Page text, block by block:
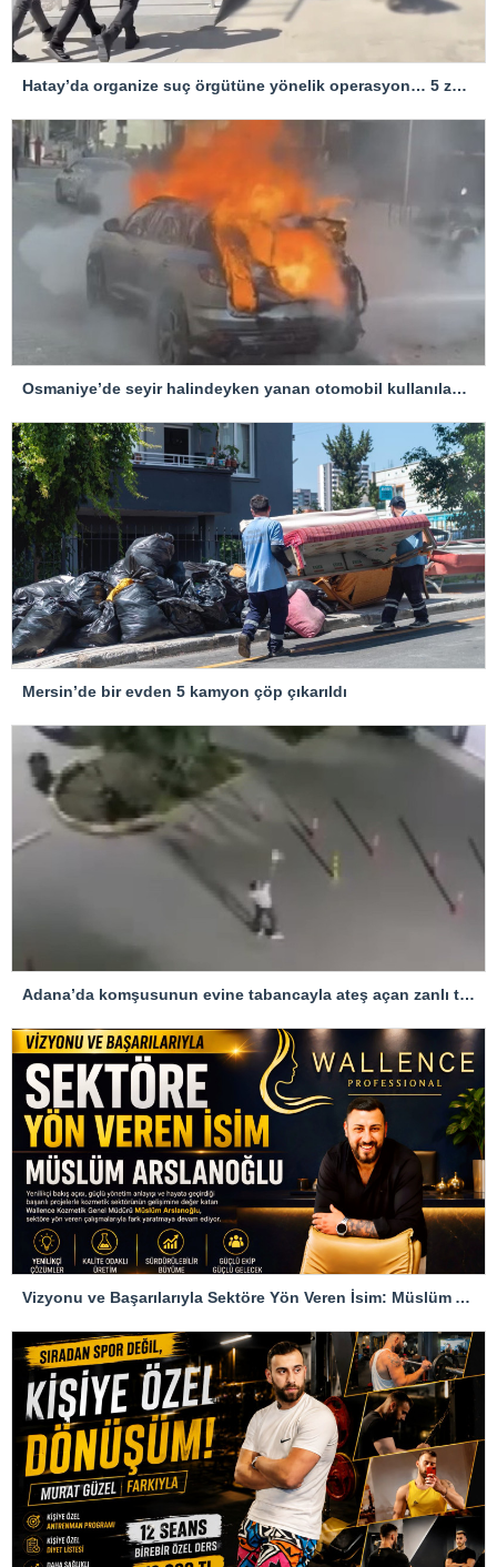
Hatay’da organize suç örgütüne yönelik operasyon… 5 zanlı tutuklandı
Osmaniye’de seyir halindeyken yanan otomobil kullanılamaz hale geldi
Mersin’de bir evden 5 kamyon çöp çıkarıldı
Adana’da komşusunun evine tabancayla ateş açan zanlı tutuklandı
Vizyonu ve Başarılarıyla Sektöre Yön Veren İsim: Müslüm Arslanoğlu